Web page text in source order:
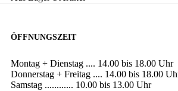
ÖFFNUNGSZEIT
Montag + Dienstag .... 14.00 bis 18.00 Uhr
Donnerstag + Freitag .... 14.00 bis 18.00
Samstag ............ 10.00 bis 13.00 Uhr